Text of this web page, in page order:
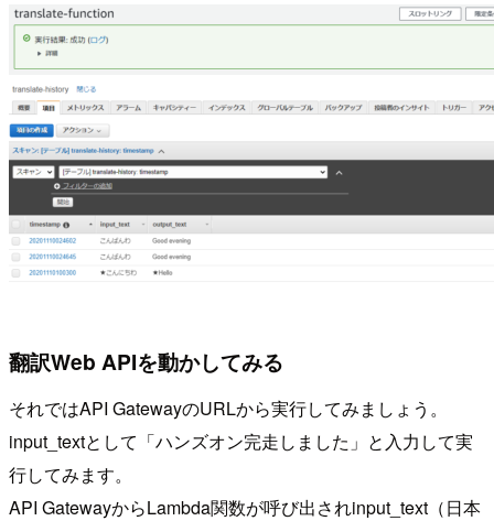
翻訳Web APIを動かしてみる
それではAPI GatewayのURLから実行してみましょう。
input_textとして「ハンズオン完走しました」と入力して実
行してみます。
API GatewayからLambda関数が呼び出されinput_text（日本